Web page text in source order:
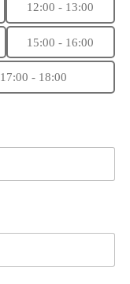
12:00 - 13:00
15:00 - 16:00
17:00 - 18:00